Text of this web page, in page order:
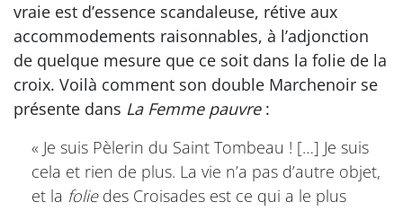
vraie est d’essence scandaleuse, rétive aux
accommodements raisonnables, à l’adjonction
de quelque mesure que ce soit dans la folie de la
croix. Voilà comment son double Marchenoir se
présente dans La Femme pauvre:
« Je suis Pèlerin du Saint Tombeau ! […] Je suis
cela et rien de plus. La vie n’a pas d’autre objet,
et la foliedes Croisades est ce qui a le plus